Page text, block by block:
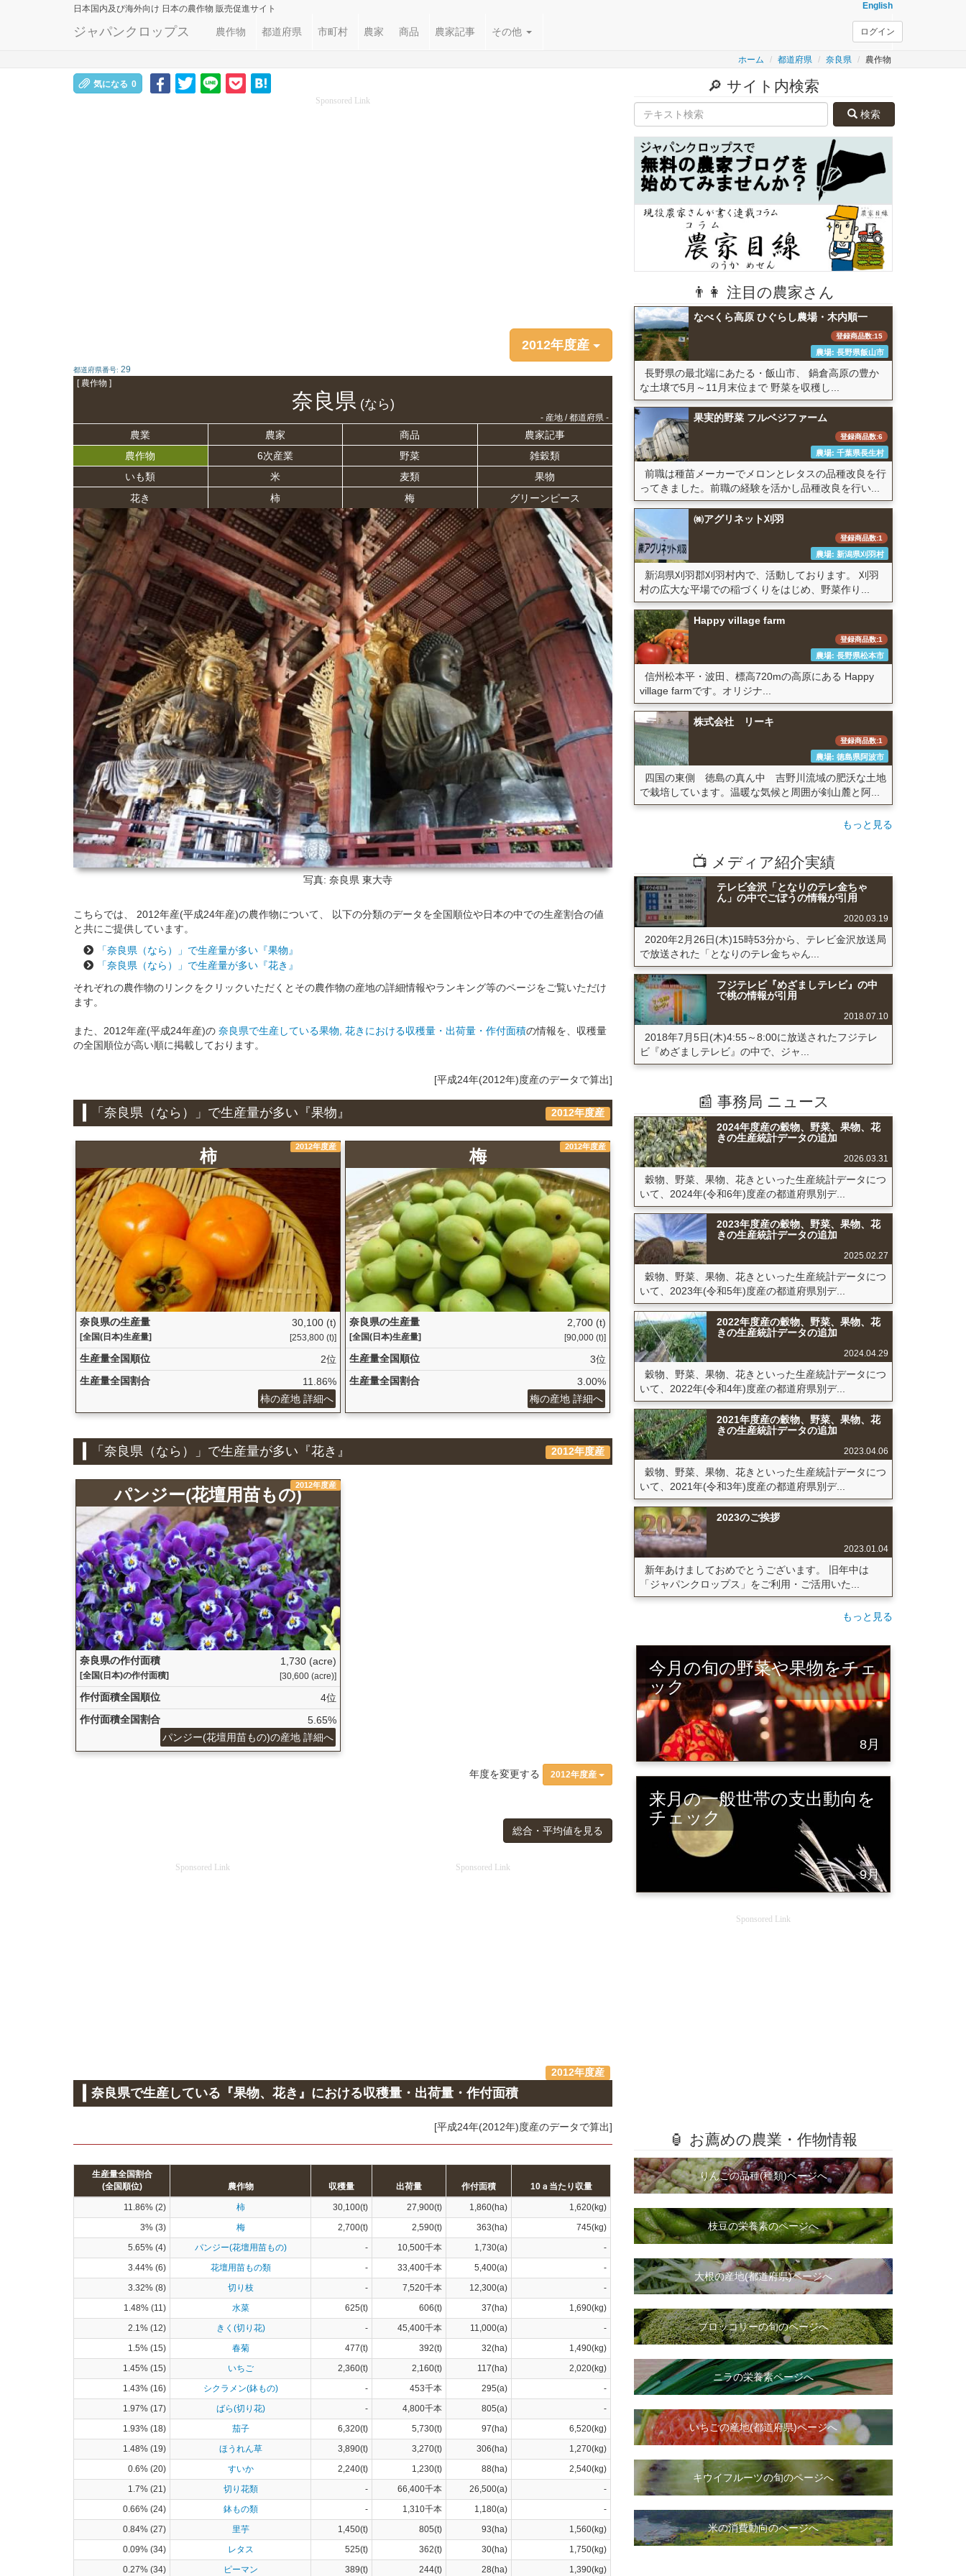
日本国内及び海外向け 日本の農作物 販売促進サイト English
ジャパンクロップス 農作物 都道府県 市町村 農家 商品 農家記事 その他 ログイン
ホーム 都道府県 奈良県 農作物
気になる 0
Sponsored Link
2012年度産
都道府県番号: 29
[ 農作物 ]
奈良県(なら)
- 産地 / 都道府県 -
農業 農家 商品
農家記事
農作物
6次産業 野菜
雑穀類
いも類
米 麦類
果物
花き
柿 梅 グリーンピース
写真: 奈良県 東大寺
こちらでは、 2012年産(平成24年産)の農作物について、 以下の分類のデータを全国順位や日本の中での生産割合の値
と共にご提供しています。
「奈良県（なら）」で生産量が多い『果物』
「奈良県（なら）」で生産量が多い『花き』
それぞれの農作物のリンクをクリックいただくとその農作物の産地の詳細情報やランキング等のページをご覧いただけ
ます。
また、2012年産(平成24年産)の 奈良県で生産している果物, 花きにおける収穫量・出荷量・作付面積の情報を、収穫量
の全国順位が高い順に掲載しております。
[平成24年(2012年)度産のデータで算出]
2012年度産
「奈良県（なら）」で生産量が多い『果物』
2012年度産
柿
奈良県の生産量
[全国(日本)生産量]
30,100 (t)
[253,800 (t)]
生産量全国順位
2位
生産量全国割合
11.86%
柿の産地 詳細へ
2012年度産
梅
奈良県の生産量
[全国(日本)生産量]
2,700 (t)
[90,000 (t)]
生産量全国順位
3位
生産量全国割合
3.00%
梅の産地 詳細へ
2012年度産
「奈良県（なら）」で生産量が多い『花き』
2012年度産
パンジー(花壇用苗もの)
奈良県の作付面積
[全国(日本)の作付面積]
1,730 (acre)
[30,600 (acre)]
作付面積全国順位
4位
作付面積全国割合
5.65%
パンジー(花壇用苗もの)の産地 詳細へ
年度を変更する 2012年度産
総合・平均値を見る
Sponsored Link Sponsored Link
2012年度産
奈良県で生産している『果物、花き』における収穫量・出荷量・作付面積
[平成24年(2012年)度産のデータで算出]
生産量全国割合
(全国順位)
農作物 収穫量 出荷量 作付面積 10ａ当たり収量
11.86% (2) 柿 30,100(t) 27,900(t) 1,860(ha)
1,620(kg)
3% (3)
梅 2,700(t) 2,590(t) 363(ha)
745(kg)
5.65% (4)
パンジー(花壇用苗もの) - 10,500千本 1,730(a)
-
3.44% (6)
花壇用苗もの類 - 33,400千本 5,400(a)
-
3.32% (8)
切り枝 - 7,520千本 12,300(a)
-
1.48% (11)
水菜 625(t) 606(t) 37(ha)
1,690(kg)
2.1% (12)
きく(切り花) - 45,400千本 11,000(a)
-
1.5% (15)
春菊 477(t) 392(t) 32(ha)
1,490(kg)
1.45% (15)
いちご 2,360(t) 2,160(t) 117(ha)
2,020(kg)
1.43% (16)
シクラメン(鉢もの) - 453千本 295(a)
-
1.97% (17)
ばら(切り花) - 4,800千本 805(a)
-
1.93% (18)
茄子 6,320(t) 5,730(t) 97(ha)
6,520(kg)
1.48% (19)
ほうれん草 3,890(t) 3,270(t) 306(ha)
1,270(kg)
0.6% (20)
すいか 2,240(t) 1,230(t) 88(ha)
2,540(kg)
1.7% (21)
切り花類 - 66,400千本 26,500(a)
-
0.66% (24)
鉢もの類 - 1,310千本 1,180(a)
-
0.84% (27)
里芋 1,450(t) 805(t) 93(ha)
1,560(kg)
0.09% (34)
レタス 525(t) 362(t) 30(ha)
1,750(kg)
0.27% (34)
ピーマン 389(t) 244(t) 28(ha) 1,390(kg)
🔎 サイト内検索
検索
👨👩 注目の農家さん
なべくら高原 ひぐらし農場・木内順一
登録商品数:15
農場: 長野県飯山市
長野県の最北端にあたる・飯山市、 鍋倉高原の豊か
な土壌で5月～11月末位まで 野菜を収穫し...
果実的野菜 フルベジファーム
登録商品数:6
農場: 千葉県長生村
前職は種苗メーカーでメロンとレタスの品種改良を行
ってきました。前職の経験を活かし品種改良を行い...
㈱アグリネット刈羽
登録商品数:1
農場: 新潟県刈羽村
新潟県刈羽郡刈羽村内で、活動しております。 刈羽
村の広大な平場での稲づくりをはじめ、野菜作り...
Happy village farm
登録商品数:1
農場: 長野県松本市
信州松本平・波田、標高720mの高原にある Happy
village farmです。オリジナ...
株式会社 リーキ
登録商品数:1
農場: 徳島県阿波市
四国の東側 徳島の真ん中 吉野川流域の肥沃な土地
で栽培しています。温暖な気候と周囲が剣山麓と阿...
もっと見る
📺 メディア紹介実績
テレビ金沢「となりのテレ金ちゃ
ん」の中でごぼうの情報が引用
2020.03.19
2020年2月26日(木)15時53分から、テレビ金沢放送局
で放送された「となりのテレ金ちゃん...
フジテレビ『めざましテレビ』の中
で桃の情報が引用
2018.07.10
2018年7月5日(木)4:55～8:00に放送されたフジテレ
ビ『めざましテレビ』の中で、ジャ...
📰 事務局 ニュース
2024年度産の穀物、野菜、果物、花
きの生産統計データの追加
2026.03.31
穀物、野菜、果物、花きといった生産統計データにつ
いて、2024年(令和6年)度産の都道府県別デ...
2023年度産の穀物、野菜、果物、花
きの生産統計データの追加
2025.02.27
穀物、野菜、果物、花きといった生産統計データにつ
いて、2023年(令和5年)度産の都道府県別デ...
2022年度産の穀物、野菜、果物、花
きの生産統計データの追加
2024.04.29
穀物、野菜、果物、花きといった生産統計データにつ
いて、2022年(令和4年)度産の都道府県別デ...
2021年度産の穀物、野菜、果物、花
きの生産統計データの追加
2023.04.06
穀物、野菜、果物、花きといった生産統計データにつ
いて、2021年(令和3年)度産の都道府県別デ...
2023のご挨拶
2023.01.04
新年あけましておめでとうございます。 旧年中は
「ジャパンクロップス」をご利用・ご活用いた...
もっと見る
今月の旬の野菜や果物をチェ
ック
8月
来月の一般世帯の支出動向を
チェック
9月
Sponsored Link
🏮 お薦めの農業・作物情報
りんごの品種(種類)ページへ
枝豆の栄養素のページへ
大根の産地(都道府県)ページへ
ブロッコリーの旬のページへ
ニラの栄養素ページへ
いちごの産地(都道府県)ページへ
キウイフルーツの旬のページへ
米の消費動向のページへ